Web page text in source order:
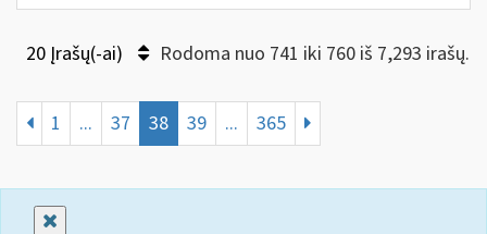
20 Įrašų(-ai) Rodoma nuo 741 iki 760 iš 7,293 irašų.
1 ... 37 38 39 ... 365